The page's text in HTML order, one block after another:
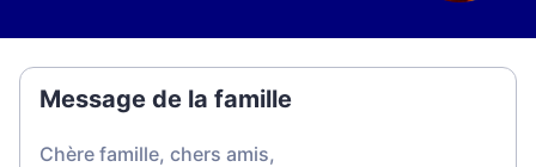
Message de la famille
Chère famille, chers amis,